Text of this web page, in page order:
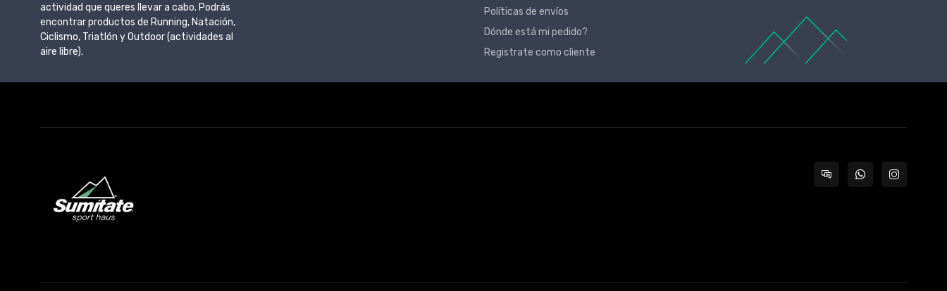
actividad que queres llevar a cabo. Podrás
encontrar productos de Running, Natación,
Ciclismo, Triatlón y Outdoor (actividades al
aire libre).
Políticas de envíos
Dónde está mi pedido?
Registrate como cliente